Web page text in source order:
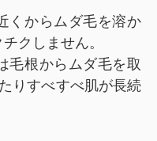
くからムダ毛を溶か
クしません。
毛根からムダ毛を取
りすべすべ肌が長続